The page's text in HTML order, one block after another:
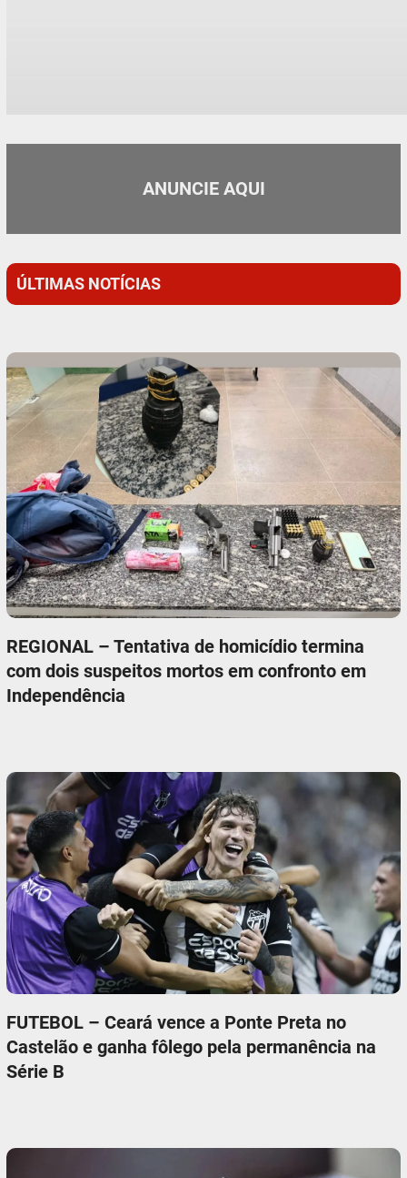
ANUNCIE AQUI
ÚLTIMAS NOTÍCIAS
REGIONAL – Tentativa de homicídio termina
com dois suspeitos mortos em confronto em
Independência
FUTEBOL – Ceará vence a Ponte Preta no
Castelão e ganha fôlego pela permanência na
Série B